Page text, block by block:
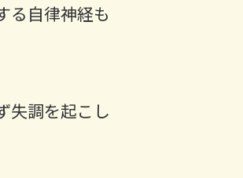
る自律神経も
失調を起こし